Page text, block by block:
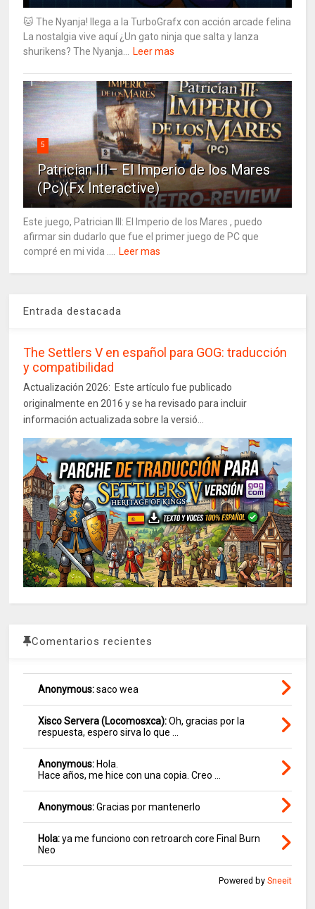
🐱 The Nyanja! llega a la TurboGrafx con acción arcade felina
La nostalgia vive aquí ¿Un gato ninja que salta y lanza
shurikens? The Nyanja...
Leer mas
5
Patrician III– El Imperio de los Mares
(Pc)(Fx Interactive)
Este juego, Patrician III: El Imperio de los Mares , puedo
afirmar sin dudarlo que fue el primer juego de PC que
compré en mi vida ....
Leer mas
Entrada destacada
The Settlers V en español para GOG: traducción
y compatibilidad
Actualización 2026: Este artículo fue publicado
originalmente en 2016 y se ha revisado para incluir
información actualizada sobre la versió...
Comentarios recientes
Anonymous:saco wea
Xisco Servera (Locomosxca):Oh, gracias por la
respuesta, espero sirva lo que ...
Anonymous: Hola.
Hace años, me hice con una copia. Creo ...
Anonymous:Gracias por mantenerlo
Hola:ya me funciono con retroarch core Final Burn
Neo
Powered by Sneeit